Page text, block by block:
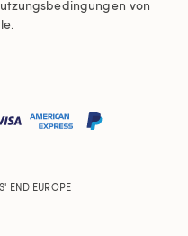
von
END EUROPE